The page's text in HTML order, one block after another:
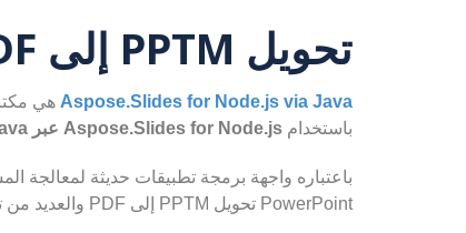
تحويل PPTM إلى PDF في Node.js
Aspose.Slides for Node.js via Java
باستخدام Aspose.Slides for Node.js عبر Java
PowerPoint تحويل PPTM إلى PDF والعديد من تنسيقات الملفات الأخرى